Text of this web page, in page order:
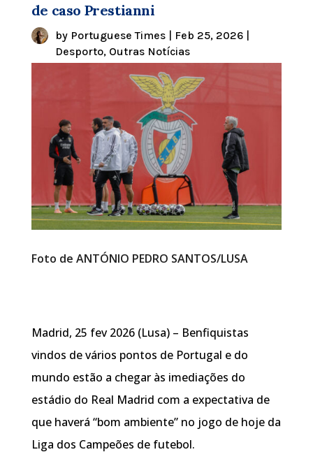
de caso Prestianni
by Portuguese Times| Feb 25, 2026|
Desporto, Outras Notícias
Foto de ANTÓNIO PEDRO SANTOS/LUSA
Madrid, 25 fev 2026 (Lusa) – Benfiquistas
vindos de vários pontos de Portugal e do
mundo estão a chegar às imediações do
estádio do Real Madrid com a expectativa de
que haverá “bom ambiente” no jogo de hoje da
Liga dos Campeões de futebol.